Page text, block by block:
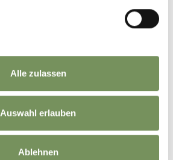
Alle zulassen
Auswahl erlauben
Ablehnen